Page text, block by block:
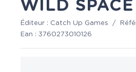
WILD SPACE
Éditeur : Catch Up Games /
Ean : 3760273010126